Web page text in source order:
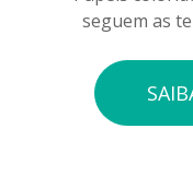
seguem as